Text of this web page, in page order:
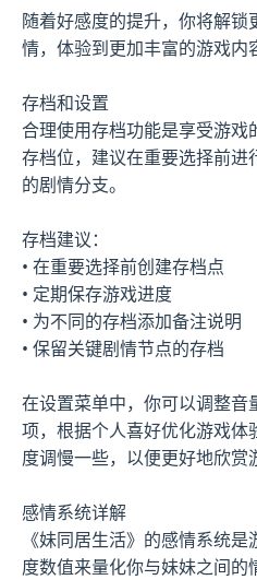
随着好感度的提升，你将解锁
情，体验到更加丰富的游戏内
存档和设置
合理使用存档功能是享受游
存档位，建议在重要选择前进
的剧情分支。
存档建议：
• 在重要选择前创建存档点
• 定期保存游戏进度
• 为不同的存档添加备注说明
• 保留关键剧情节点的存档
在设置菜单中，你可以调整音
项，根据个人喜好优化游戏
度调慢一些，以便更好地欣赏
感情系统详解
《妹同居生活》的感情系统
度数值来量化你与妹妹之间